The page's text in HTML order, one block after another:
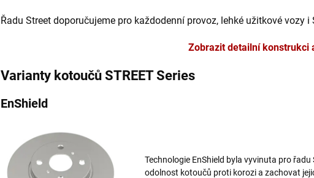
Řadu Street doporučujeme pro každodenní provoz, lehké užitkové vozy i
Zobrazit detailní konstrukci
Varianty kotoučů STREET Series
EnShield
Technologie EnShield byla vyvinuta pro řadu
odolnost kotoučů proti korozi a zachovat